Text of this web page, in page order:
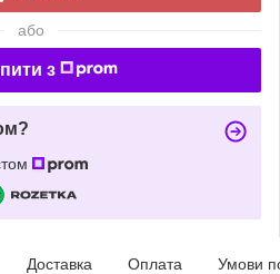
або
з
Доставка Оплата Умови